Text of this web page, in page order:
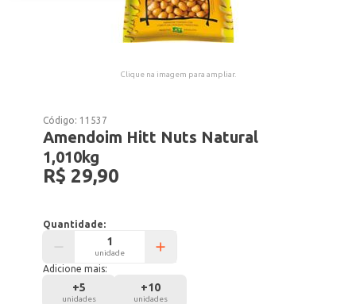
Clique na imagem para ampliar.
Código: 11537
Amendoim Hitt Nuts Natural
1,010kg
R$ 29,90
Quantidade:
unidade
Adicione mais:
+5
unidades
+10
unidades